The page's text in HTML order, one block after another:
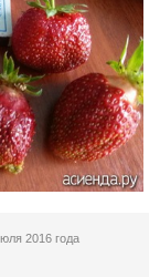
2016 года